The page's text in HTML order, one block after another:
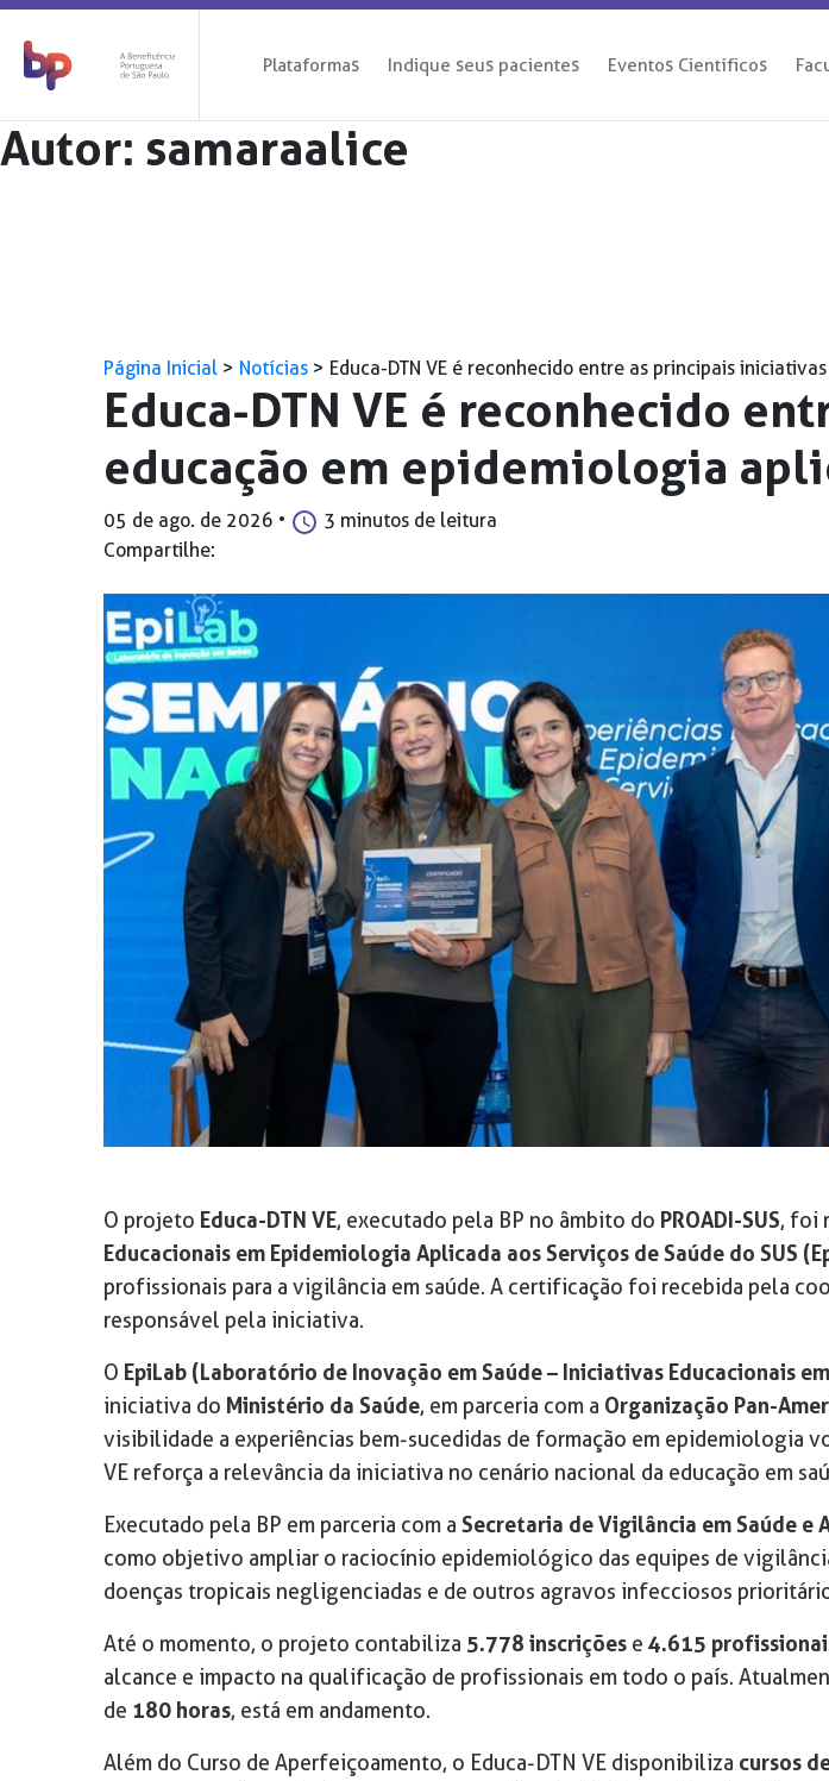
Plataformas Indique seus pacientes Eventos Científicos
Autor: samaraalice
Página Inicial > Notícias > Educa-DTN VE é reconhecido entre as principais
Educa-DTN VE é reconhecido
educação em epidemiologia
05 de ago. de 2026 •
3 minutos de leitura
Compartilhe:
O projeto Educa-DTN VE, executado pela BP no âmbito do PROADI-SUS, foi
Educacionais em Epidemiologia Aplicada aos Serviços de Saúde do SUS
profissionais para a vigilância em saúde. A certificação foi recebida pela
responsável pela iniciativa.
O EpiLab (Laboratório de Inovação em Saúde – Iniciativas Educacionais
iniciativa do Ministério da Saúde, em parceria com a Organização Pan-
visibilidade a experiências bem-sucedidas de formação em epidemiologia
VE reforça a relevância da iniciativa no cenário nacional da educação em
Executado pela BP em parceria com a Secretaria de Vigilância em Saúde e
como objetivo ampliar o raciocínio epidemiológico das equipes de
doenças tropicais negligenciadas e de outros agravos infecciosos
Até o momento, o projeto contabiliza 5.778 inscrições e 4.615
alcance e impacto na qualificação de profissionais em todo o país.
de 180 horas, está em andamento.
Além do Curso de Aperfeiçoamento, o Educa-DTN VE disponibiliza cursos